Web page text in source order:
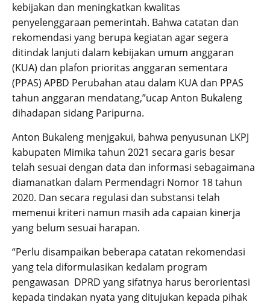
kebijakan dan meningkatkan kwalitas
penyelenggaraan pemerintah. Bahwa catatan dan
rekomendasi yang berupa kegiatan agar segera
ditindak lanjuti dalam kebijakan umum anggaran
(KUA) dan plafon prioritas anggaran sementara
(PPAS) APBD Perubahan atau dalam KUA dan PPAS
tahun anggaran mendatang,”ucap Anton Bukaleng
dihadapan sidang Paripurna.
Anton Bukaleng menjgakui, bahwa penyusunan LKPJ
kabupaten Mimika tahun 2021 secara garis besar
telah sesuai dengan data dan informasi sebagaimana
diamanatkan dalam Permendagri Nomor 18 tahun
2020. Dan secara regulasi dan substansi telah
memenui kriteri namun masih ada capaian kinerja
yang belum sesuai harapan.
“Perlu disampaikan beberapa catatan rekomendasi
yang tela diformulasikan kedalam program
pengawasan DPRD yang sifatnya harus berorientasi
kepada tindakan nyata yang ditujukan kepada pihak